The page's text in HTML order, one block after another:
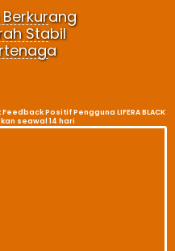
Stabil
Positif Pengguna LIFERA BLACK
seawal 14 hari